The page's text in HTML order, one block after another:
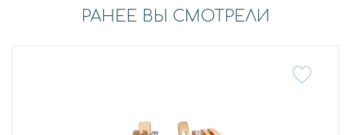
РАНЕЕ ВЫ СМОТРЕЛИ